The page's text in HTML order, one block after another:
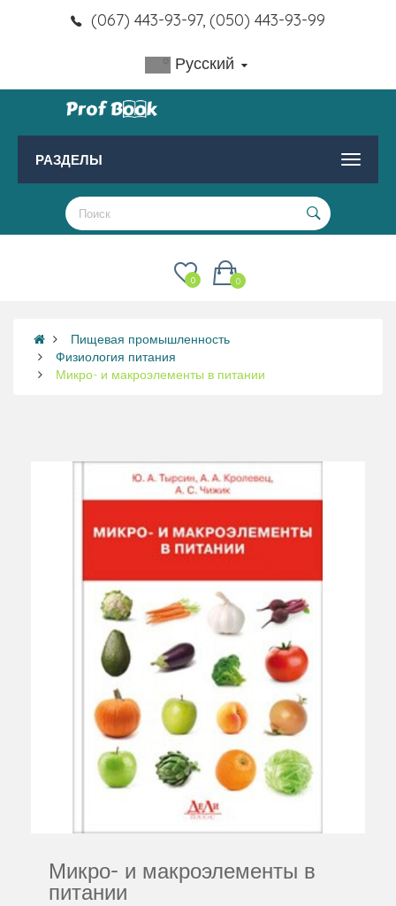
(067) 443-93-97, (050) 443-93-99
Русский
РАЗДЕЛЫ
0
0
Пищевая промышленность
Физиология питания
Микро- и макроэлементы в питании
Микро- и макроэлементы в
питании